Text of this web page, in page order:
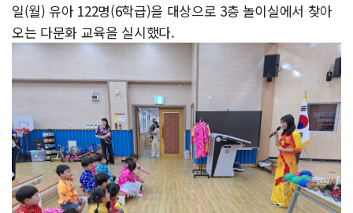
일(월) 유아 122명(6학급)을 대상으로 3층 놀이실에서 찾아
오는 다문화 교육을 실시했다.